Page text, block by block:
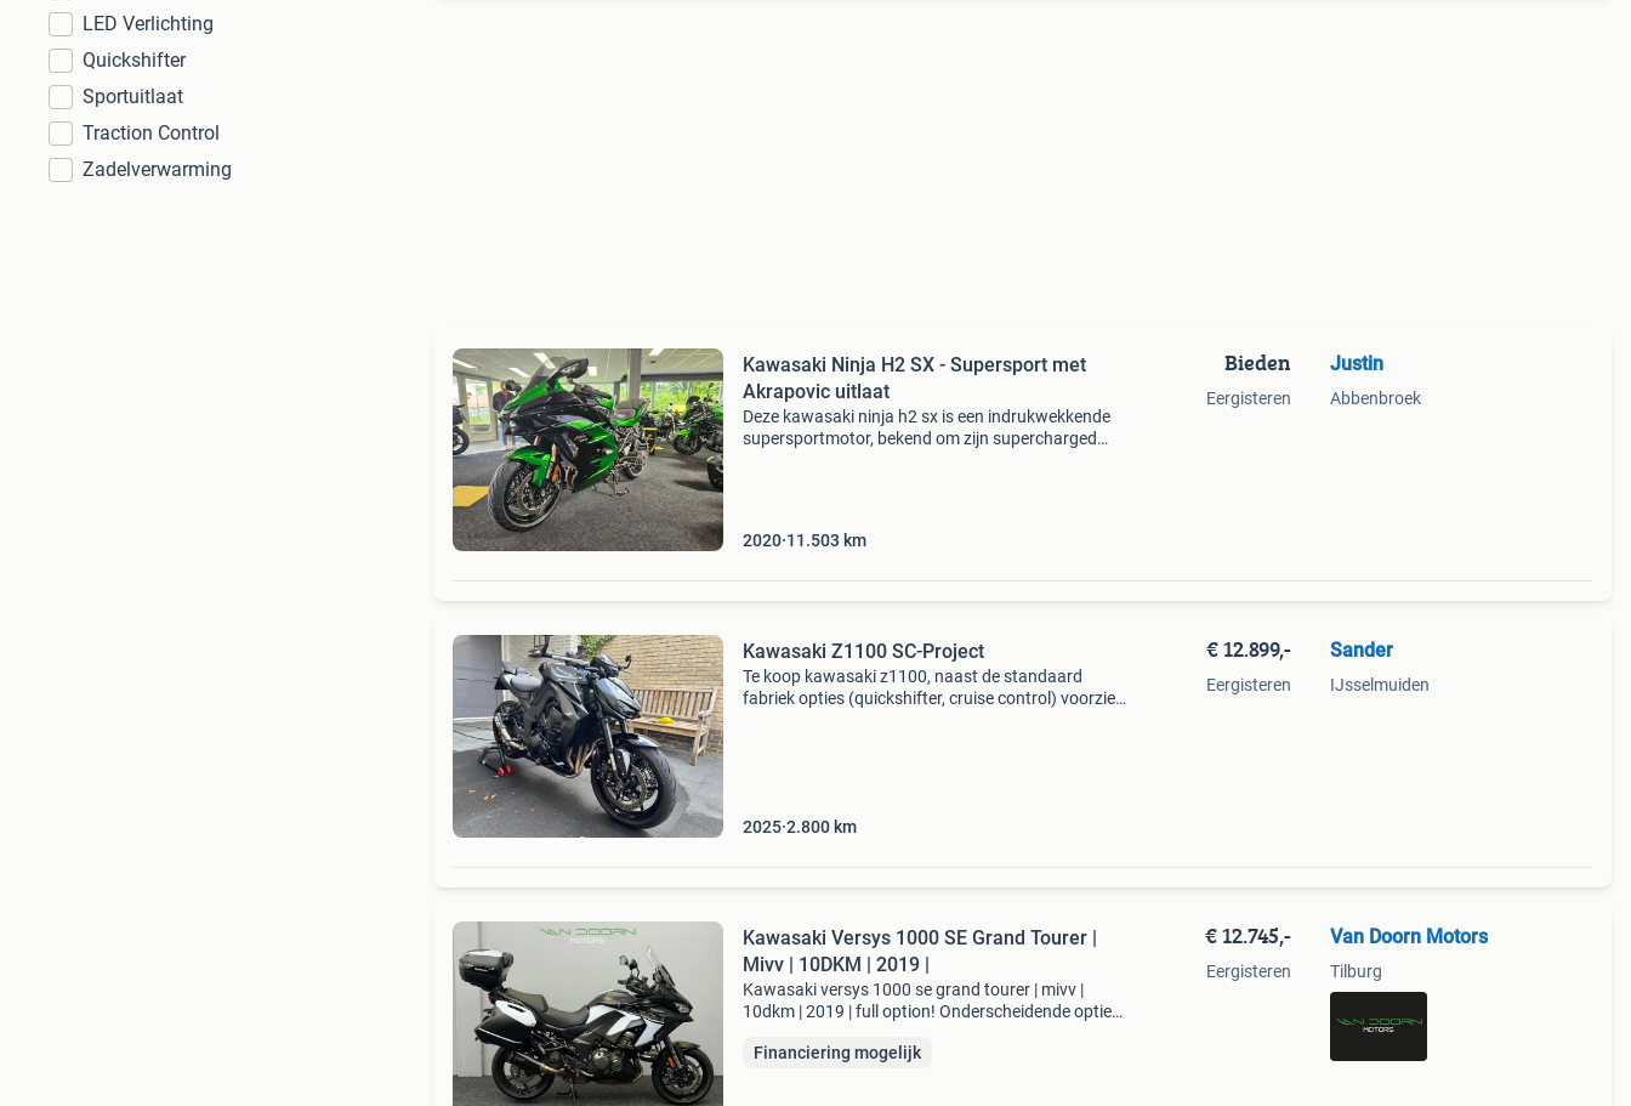
LED Verlichting
Quickshifter
Sportuitlaat
Traction Control
Zadelverwarming
Kawasaki Ninja H2 SX - Supersport met
Akrapovic uitlaat
Deze kawasaki ninja h2 sx is een indrukwekkende
supersportmotor, bekend om zijn supercharged
2020 11.503 km
Bieden
Eergisteren
Justin
Abbenbroek
Kawasaki Z1100 SC-Project
Te koop kawasaki z1100, naast de standaard
fabriek opties (quickshifter, cruise control) voorzien
2025 2.800 km
€ 12.899,-
Eergisteren
Sander
IJsselmuiden
Kawasaki Versys 1000 SE Grand Tourer |
Mivv | 10DKM | 2019 |
Kawasaki versys 1000 se grand tourer | mivv |
10dkm | 2019 | full option! Onderscheidende opties
kofferrek led knipperlichten led koplamp led
Financiering mogelijk
€ 12.745,-
Eergisteren
Van Doorn Motors
Tilburg